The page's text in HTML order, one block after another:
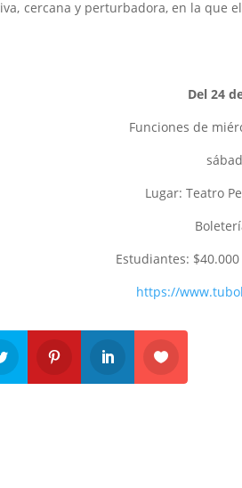
cercana y perturbadora, en la que
Del 24
Funciones de
Lugar: Teatro
Estudiantes:
https://